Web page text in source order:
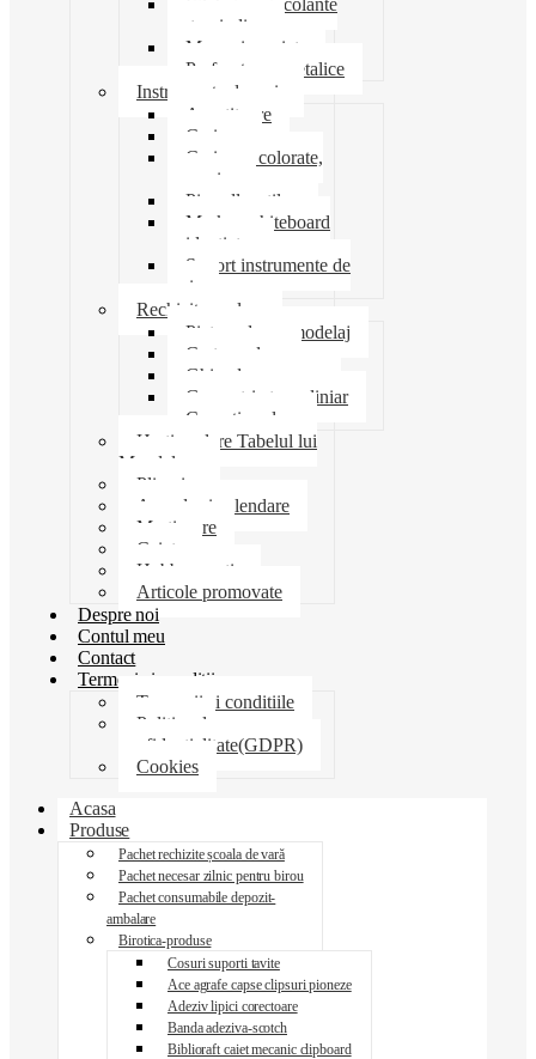
Etichete autocolante
carton indigo
Mape si serviete
Perforatoare metalice
Instrumente de scris
Ascutitoare
Carioca
Creioane colorate,
mecanice
Pix roller stilou
Marker whiteboard
evidentiator
Suport instrumente de
scris
Rechizite scolare
Pictura desen modelaj
Creta scolara
Ghiozdane penare
Geometrie trusa liniar
Coperti scolare
Harti scolare Tabelul lui
Mendeleev
Plicuri
Agende si calendare
Martisoare
Caiete
Hobby creatie
Articole promovate
Despre noi
Contul meu
Contact
Termeni si conditii
Termenii si conditiile
Politica de
confidentialitate(GDPR)
Cookies
Acasa
Produse
Pachet rechizite școala de vară
Pachet necesar zilnic pentru birou
Pachet consumabile depozit-
ambalare
Birotica-produse
Cosuri suporti tavite
Ace agrafe capse clipsuri pioneze
Adeziv lipici corectoare
Banda adeziva-scotch
Biblioraft caiet mecanic clipboard